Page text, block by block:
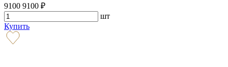
9100 9100 ₽
шт
Купить